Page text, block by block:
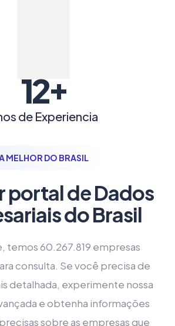
12+
de Experiencia
MELHOR DO BRASIL
portal de Dados
do Brasil
temos 60.267.819 empresas
consulta. Se você precisa de
detalhada, experimente nossa
e obtenha informações
sobre as empresas que